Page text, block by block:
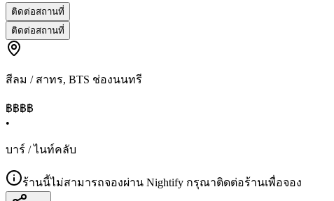
ติดต่อสถานที่
ติดต่อสถานที่
สีลม / สาทร, BTS ช่องนนทรี
฿฿฿฿
•
บาร์ / ไนท์คลับ
ร้านนี้ไม่สามารถจองผ่าน Nightify กรุณาติดต่อร้านเพื่อจอง